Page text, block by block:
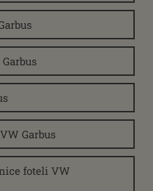
filtruj
Garbus
foteli VW